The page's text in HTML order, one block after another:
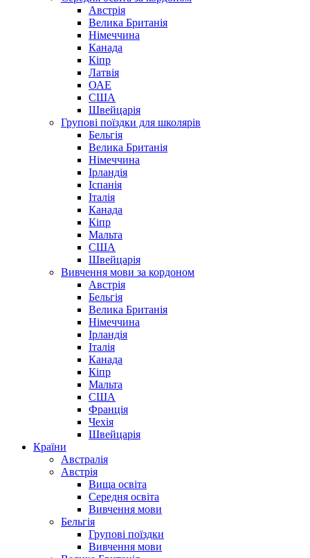
Австрія
Велика Британія
Німеччина
Канада
Кіпр
Латвія
ОАЕ
США
Швейцарія
Групові поїздки для школярів
Бельгія
Велика Британія
Німеччина
Ірландія
Іспанія
Італія
Канада
Кіпр
Мальта
США
Швейцарія
Вивчення мови за кордоном
Австрія
Бельгія
Велика Британія
Німеччина
Ірландія
Італія
Канада
Кіпр
Мальта
США
Франція
Чехія
Швейцарія
Країни
Австралія
Австрія
Вища освіта
Середня освіта
Вивчення мови
Бельгія
Групові поїздки
Вивчення мови